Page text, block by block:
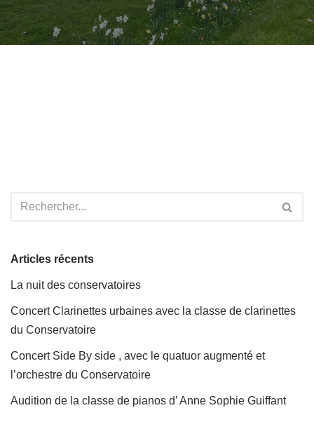
Articles récents
La nuit des conservatoires
Concert Clarinettes urbaines avec la classe de clarinettes
du Conservatoire
Concert Side By side , avec le quatuor augmenté et
l’orchestre du Conservatoire
Audition de la classe de pianos d’ Anne Sophie Guiffant